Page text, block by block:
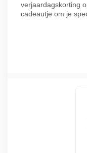
verjaardagskorting
cadeautje om je